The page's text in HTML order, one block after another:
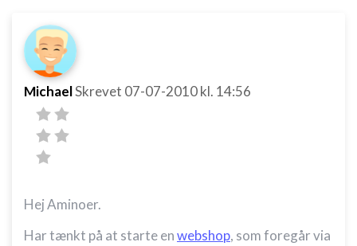
MichaelSkrevet 07-07-2010kl. 14:56
Hej Aminoer.
Har tænkt på at starte enwebshop, som foregår via